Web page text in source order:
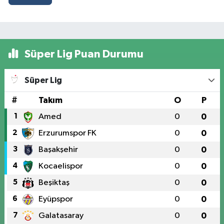
Süper Lig Puan Durumu
Süper Lig
# Takım O P
1 Amed 0 0
2 Erzurumspor FK 0 0
3 Başakşehir 0 0
4 Kocaelispor 0 0
5 Beşiktaş 0 0
6 Eyüpspor 0 0
7 Galatasaray 0 0